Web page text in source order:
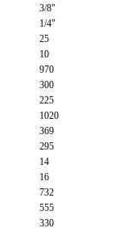
3/8"
1/4"
25
10
970
300
225
1020
369
295
14
16
732
555
330